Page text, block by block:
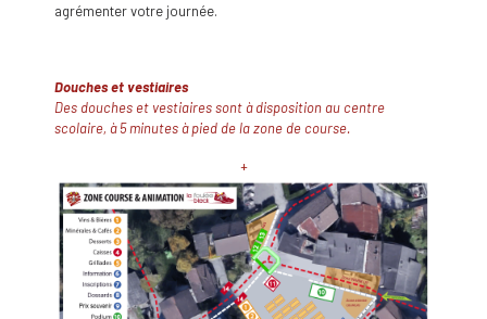
agrémenter votre journée.
Douches et vestiaires
Des douches et vestiaires sont à disposition au centre
scolaire, à 5 minutes à pied de la zone de course.
+